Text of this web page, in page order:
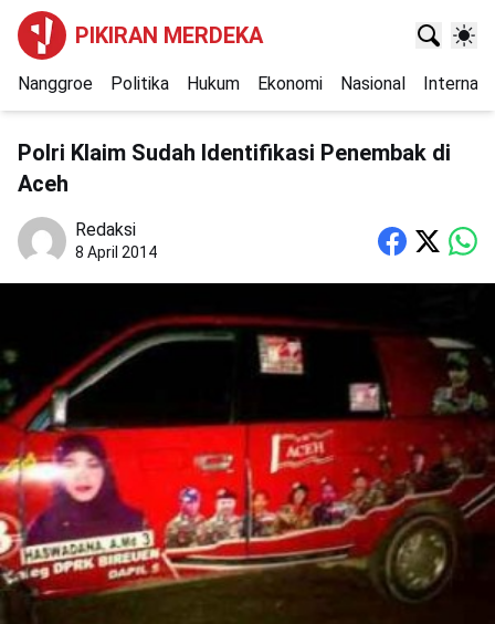
PIKIRAN MERDEKA
Nanggroe Politika Hukum Ekonomi Nasional
Polri Klaim Sudah Identifikasi Penembak di
Aceh
Redaksi
8 April 2014